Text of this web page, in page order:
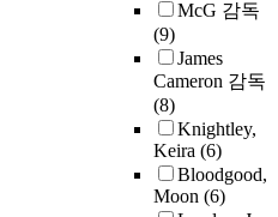
McG 감독
(9)
James
Cameron 감독
(8)
Knightley,
Keira (6)
Bloodgood,
Moon (6)